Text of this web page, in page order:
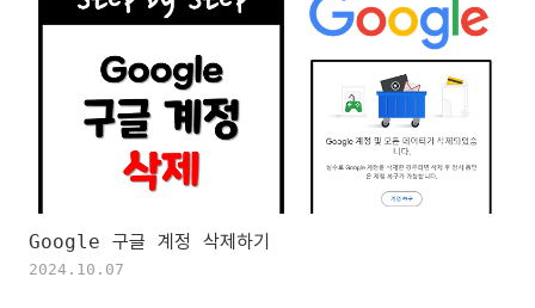
Google 구글 계정 삭제하기
2024.10.07